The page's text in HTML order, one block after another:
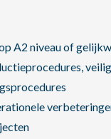
A2 niveau of